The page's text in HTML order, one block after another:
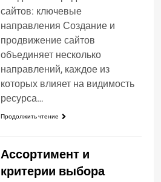
сайтов: ключевые
направления Создание и
продвижение сайтов
объединяет несколько
направлений, каждое из
которых влияет на видимость
ресурса…
Продолжить чтение
Ассортимент и
критерии выбора